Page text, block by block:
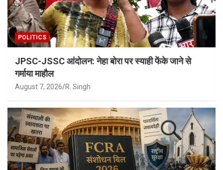
POLITICS
JPSC-JSSC आंदोलन: नेहा बोरा पर स्याही फेंके जाने से
गर्माया माहौल
August 7, 2026 R. Singh